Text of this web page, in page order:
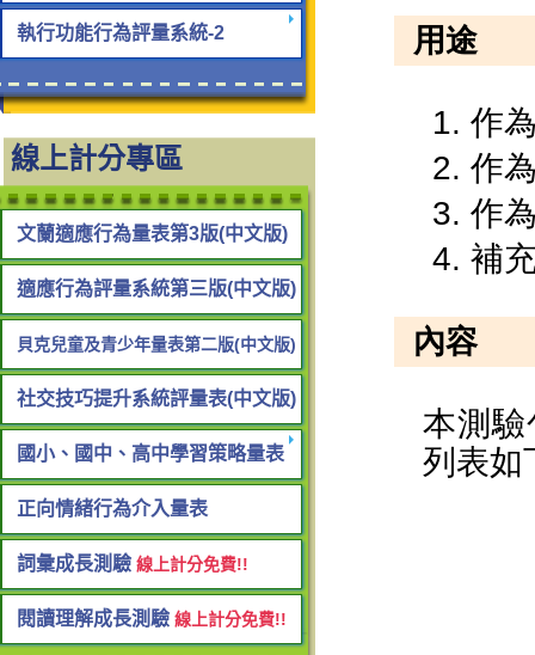
執行功能行為評量系統-2
線上計分專區
文蘭適應行為量表第3版(中文版)
適應行為評量系統第三版(中文版)
貝克兒童及青少年量表第二版(中文版)
社交技巧提升系統評量表(中文版)
國小、國中、高中學習策略量表
正向情緒行為介入量表
詞彙成長測驗 線上計分免費!!
閱讀理解成長測驗 線上計分免費!!